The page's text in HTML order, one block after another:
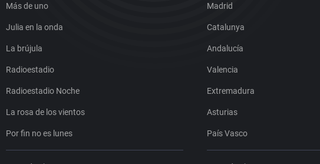
Más de uno
Julia en la onda
La brújula
Radioestadio
Radioestadio Noche
La rosa de los vientos
Por fin no es lunes
Madrid
Catalunya
Andalucía
Valencia
Extremadura
Asturias
País Vasco